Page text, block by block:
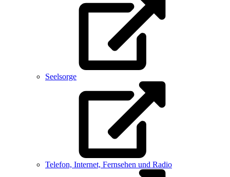
Seelsorge
Telefon, Internet, Fernsehen und Radio